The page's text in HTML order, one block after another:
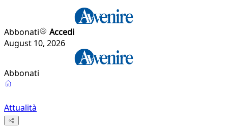
Abbonati
Accedi
August 10, 2026
Abbonati
Attualità